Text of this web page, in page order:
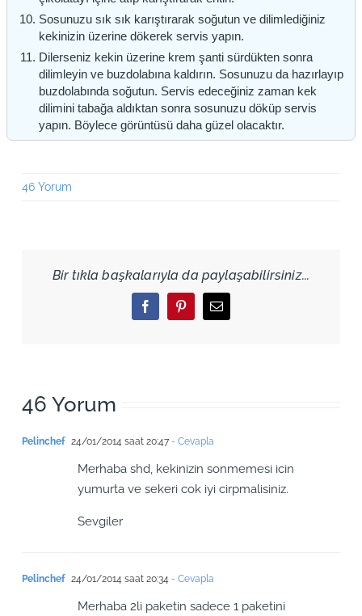
Sosunuzu sık sık karıştırarak soğutun ve dilimlediğiniz
kekinizin üzerine dökerek servis yapın.
Dilerseniz kekin üzerine krem şanti sürdükten sonra
dilimleyin ve buzdolabına kaldırın. Sosunuzu da hazırlayıp
buzdolabında soğutun. Servis edeceğiniz zaman kek
dilimini tabağa aldıktan sonra sosunuzu döküp servis
yapın. Böylece görüntüsü daha güzel olacaktır.
46 Yorum
Bir tıkla başkalarıyla da paylaşabilirsiniz...
FacebookPinterestEmail
46 Yorum
Pelinchef 24/01/2014 saat 20:47- Cevapla
Merhaba shd, kekinizin sonmemesi icin
yumurta ve sekeri cok iyi cirpmalisiniz.
Sevgiler
Pelinchef 24/01/2014 saat 20:34 - Cevapla
Merhaba 2li paketin sadece 1 paketini